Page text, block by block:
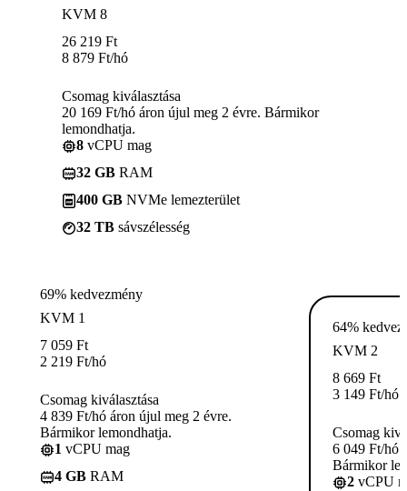
KVM 8
26 219 Ft
8 879 Ft/hó
Csomag kiválasztása
20 169 Ft/hó áron újul meg 2 évre. Bármikor
lemondhatja.
8 vCPU mag
32 GB RAM
400 GB NVMe lemezterület
32 TB sávszélesség
69% kedvezmény
KVM 1
7 059 Ft
2 219 Ft/hó
Csomag kiválasztása
4 839 Ft/hó áron újul meg 2 évre.
Bármikor lemondhatja.
1 vCPU mag
4 GB RAM
64%
KVM 2
8 669 Ft
3 149 Ft/hó
Csomag
6 049 Ft/hó
Bármikor
2 vCPU